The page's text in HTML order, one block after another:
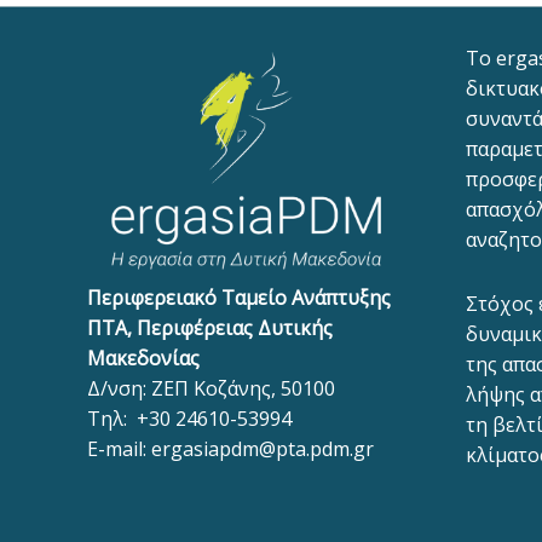
Περιφερειακό Ταμείο Ανάπτυξης
ΠΤΑ, Περιφέρειας Δυτικής
Μακεδονίας
Δ/νση: ΖΕΠ Κοζάνης, 50100
Τηλ: +30 24610-53994
E-mail: ergasiapdm@pta.pdm.gr
To
Στόχος
της
λήψης
τη